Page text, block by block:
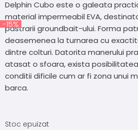
-15%
Delphin Cubo este o galeata
material impermeabil EVA,
pastrarii groundbait-ului. Forma
deasemenea la turnarea cu
dintre colturi. Datorita manerului
atasat o sfoara, exista
conditii dificile cum ar fi zona unui
barca.
Stoc epuizat